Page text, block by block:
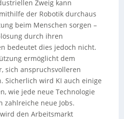
Zweig kann
der Robotik durchaus
beim Menschen sorgen –
durch ihren
bedeutet dies jedoch nicht.
ermöglicht dem
sich anspruchsvolleren
Sicherlich wird KI auch einige
wie jede neue Technologie
zahlreiche neue Jobs.
den Arbeitsmarkt